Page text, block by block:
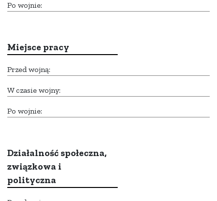
Po wojnie:
Miejsce pracy
Przed wojną:
W czasie wojny:
Po wojnie:
Działalność społeczna,
związkowa i
polityczna